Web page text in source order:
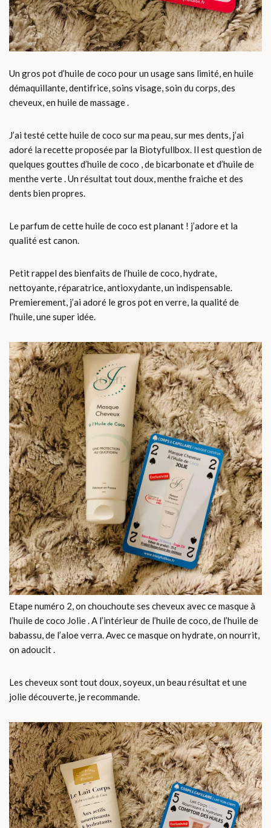
Un gros pot d’huile de coco pour un usage sans limité, en huile
démaquillante, dentifrice, soins visage, soin du corps, des
cheveux, en huile de massage .
J’ai testé cette huile de coco sur ma peau, sur mes dents, j’ai
adoré la recette proposée par la Biotyfullbox. Il est question de
quelques gouttes d’huile de coco , de bicarbonate et d’huile de
menthe verte . Un résultat tout doux, menthe fraiche et des
dents bien propres.
Le parfum de cette huile de coco est planant ! j’adore et la
qualité est canon.
Petit rappel des bienfaits de l’huile de coco, hydrate,
nettoyante, réparatrice, antioxydante, un indispensable.
Premierement, j’ai adoré le gros pot en verre, la qualité de
l’huile, une super idée.
Etape numéro 2, on chouchoute ses cheveux avec ce masque à
l’huile de coco Jolie . A l’intérieur de l’huile de coco, de l’huile de
babassu, de l’aloe verra. Avec ce masque on hydrate, on nourrit,
on adoucit .
Les cheveux sont tout doux, soyeux, un beau résultat et une
jolie découverte, je recommande.